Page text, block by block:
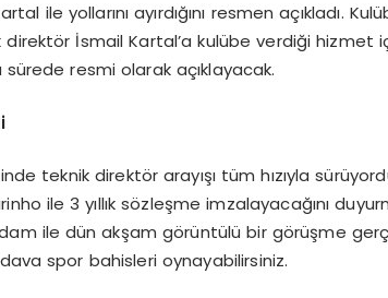
ile yollarını ayırdığını resmen açıkladı.
direktör İsmail Kartal’a kulübe verdiği hizmet
resmi olarak açıklayacak.
teknik direktör arayışı tüm hızıyla
ile 3 yıllık sözleşme imzalayacağını
ile dün akşam görüntülü bir görüşme
spor bahisleri oynayabilirsiniz.